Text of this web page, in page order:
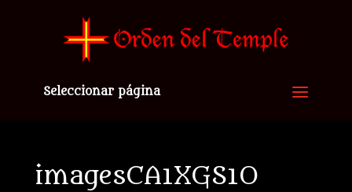
Seleccionar página
imagesCA1XGS1O